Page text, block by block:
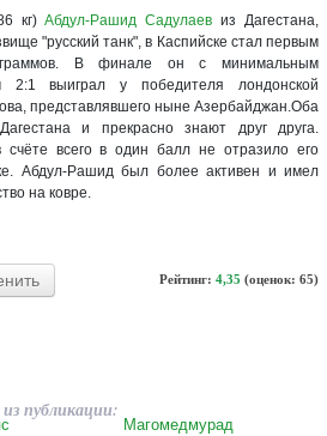
кг)Абдул-Рашид Садулаевиз Дагестана,
"русский танк", в Каспийске стал первым
В финале он с минимальным
2:1 выиграл у победителя лондонской
представлявшего ныне Азербайджан.Оба
и прекрасно знают друг друга.
всего в один балл не отразило его
Абдул-Рашид был более активен и имел
на ковре.
Рейтинг: 4,35 (оценок: 65)
публикации:
Магомедмурад